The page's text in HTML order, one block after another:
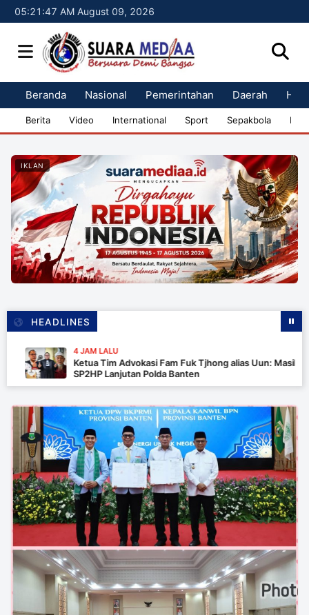
05:21:48 AM August 09, 2026
Beranda Nasional Pemerintahan Daerah
Berita Video International Sport Sepakbola
IKLAN
HEADLINES
4 JAM LALU
Ketua Tim Advokasi Fam Fuk Tjhong alias Uun: Masih Tunggu
SP2HP Lanjutan Polda Banten